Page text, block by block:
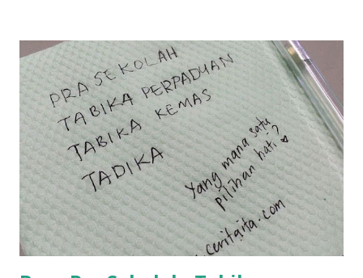
balik keja aku ajak la shah singgah Giant beli barang
sikit...dalam perjalanan dari dalam kereta tu biasalah kan
kami memang akan pimpin anak-anak jalan sampai masuk
dalam... dan kebiasanya bagi anak 4 macam kami ni bahagi-
bahagi lah siapa nak pimpin siapa... dan biasanya aku akan
dukung adik hadi sambil pimpin kakak husna... yang abg
ngah dengan abg long terserah pada shah la pulak.. tapi
kalau ikut anak-anak semua nak ummi pimpin... ajer rebeh
ba...